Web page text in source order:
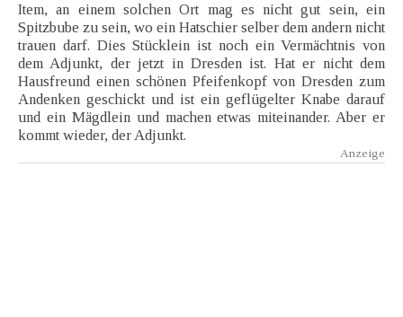
Item, an einem solchen Ort mag es nicht gut sein, ein
Spitzbube zu sein, wo ein Hatschier selber dem andern nicht
trauen darf. Dies Stücklein ist noch ein Vermächtnis von
dem Adjunkt, der jetzt in Dresden ist. Hat er nicht dem
Hausfreund einen schönen Pfeifenkopf von Dresden zum
Andenken geschickt und ist ein geflügelter Knabe darauf
und ein Mägdlein und machen etwas miteinander. Aber er
kommt wieder, der Adjunkt.